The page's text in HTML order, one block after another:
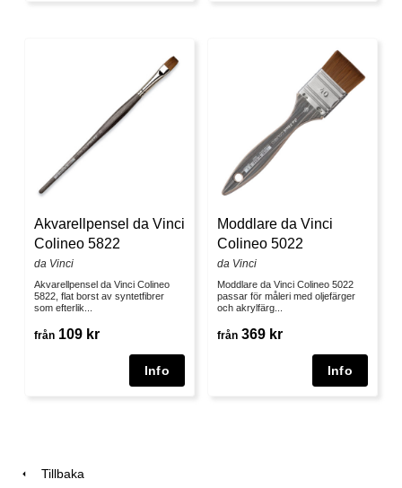
Akvarellpensel da Vinci
Colineo 5822
da Vinci
Akvarellpensel da Vinci Colineo
5822, flat borst av syntetfibrer
som efterlik...
från 109 kr
Moddlare da Vinci
Colineo 5022
da Vinci
Moddlare da Vinci Colineo 5022
passar för måleri med oljefärger
och akrylfärg...
från 369 kr
Tillbaka